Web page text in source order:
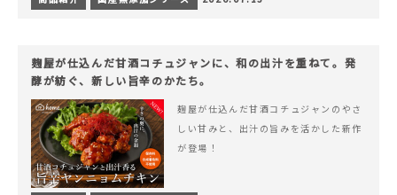
&hellip; 続きを読む ピリッと刺激のあ
麹屋が仕込んだ甘酒コチュジャンに、和の出汁を重ねて。発
酵が紡ぐ、新しい旨辛のかたち。
麹屋が仕込んだ甘酒コチュジャンのやさ
しい甘みと、出汁の旨みを活かした新作
が登場！